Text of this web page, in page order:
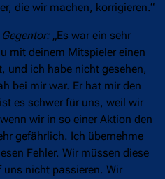
die wir machen, korrigieren.“
„Es war ein sehr
mit deinem Mitspieler einen
und ich habe nicht gesehen,
bei mir war. Er hat mir den
es schwer für uns, weil wir
wir in so einer Aktion den
gefährlich. Ich übernehme
Fehler. Wir müssen diese
nicht passieren. Wir